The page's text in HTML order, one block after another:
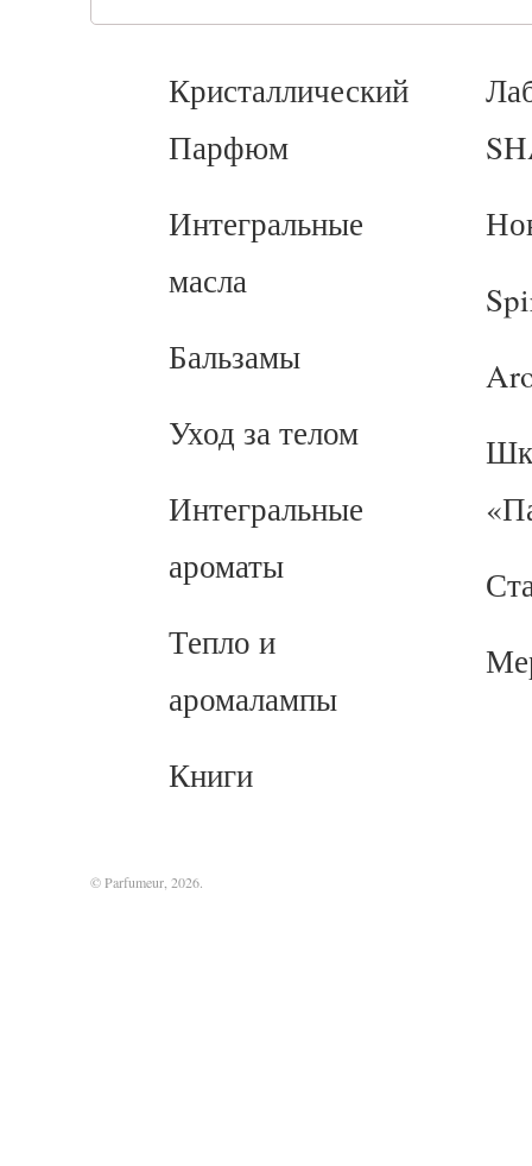
Кристаллический
Парфюм
Интегральные
масла
Бальзамы
Уход за телом
Интегральные
ароматы
Тепло и
аромалампы
Книги
© Parfumeur, 2026.